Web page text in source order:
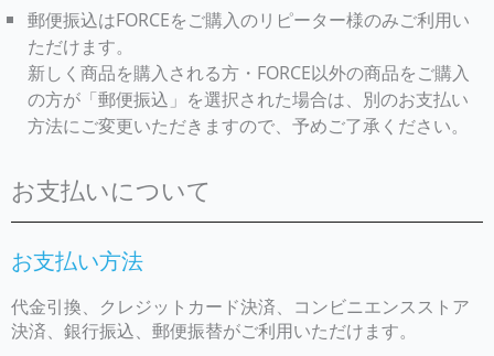
郵便振込はFORCEをご購入のリピーター様のみご利用い
ただけます。
新しく商品を購入される方・FORCE以外の商品をご購入
の方が「郵便振込」を選択された場合は、別のお支払い
方法にご変更いただきますので、予めご了承ください。
お支払いについて
お支払い方法
代金引換、クレジットカード決済、コンビニエンスストア
決済、銀行振込、郵便振替がご利用いただけます。